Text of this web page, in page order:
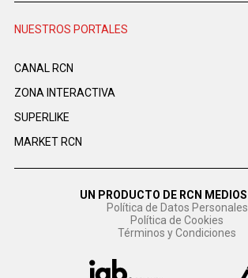
NUESTROS PORTALES
CANAL RCN
ZONA INTERACTIVA
SUPERLIKE
MARKET RCN
UN PRODUCTO DE RCN
Política de Datos Personales
Política de Cookies
Términos y Condiciones